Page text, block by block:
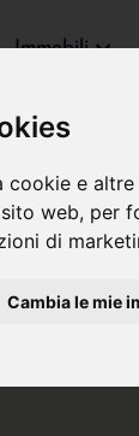
cookie e
web, per
di
Cambia le mie
Immobili